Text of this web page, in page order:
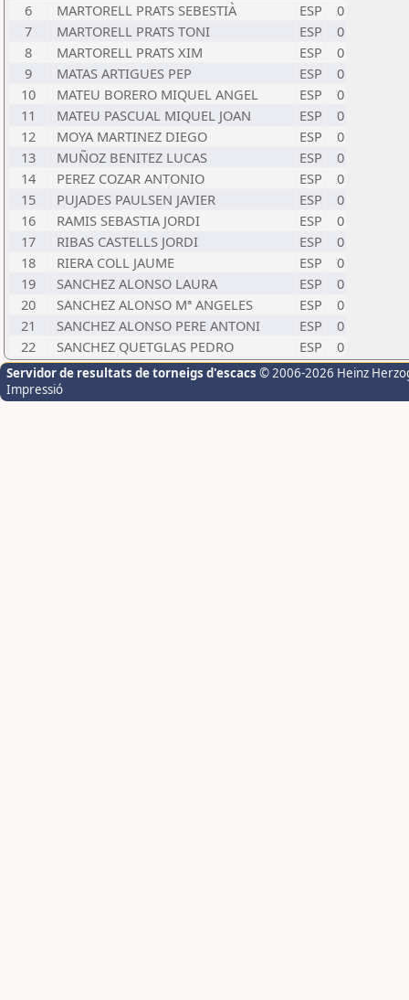
6
MARTORELL PRATS SEBESTIÀ ESP
0
7
MARTORELL PRATS TONI ESP
0
8
MARTORELL PRATS XIM ESP
0
9
MATAS ARTIGUES PEP ESP
0
10
MATEU BORERO MIQUEL ANGEL ESP
0
11
MATEU PASCUAL MIQUEL JOAN ESP
0
12
MOYA MARTINEZ DIEGO ESP
0
13
MUÑOZ BENITEZ LUCAS ESP
0
14
PEREZ COZAR ANTONIO ESP
0
15
PUJADES PAULSEN JAVIER ESP
0
16
RAMIS SEBASTIA JORDI ESP
0
17
RIBAS CASTELLS JORDI ESP
0
18
RIERA COLL JAUME ESP
0
19
SANCHEZ ALONSO LAURA ESP
0
20
SANCHEZ ALONSO Mª ANGELES ESP
0
21
SANCHEZ ALONSO PERE ANTONI ESP
0
22
SANCHEZ QUETGLAS PEDRO ESP 0
Servidor de resultats de torneigs d'escacs © 2006-2026 Heinz
Impressió